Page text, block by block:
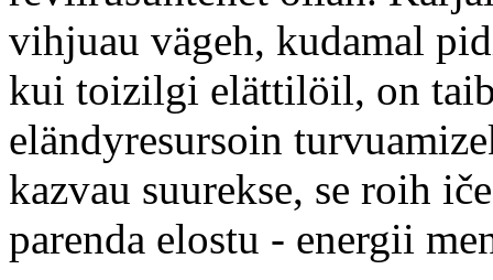
vihjuau vägeh, kudamal
kui toizilgi elättilöil, on
eländyresursoin
kazvau suurekse, se roih
parenda elostu - energii